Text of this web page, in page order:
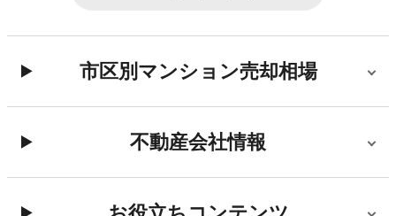
市区別マンション売却相場
不動産会社情報